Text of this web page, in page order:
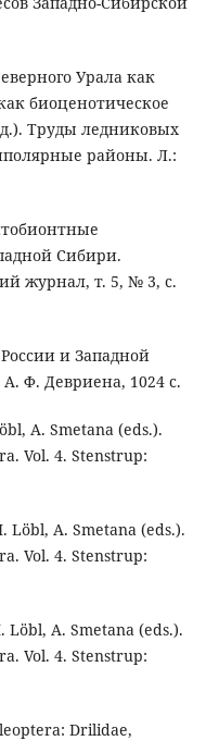
Урала как
биоценотическое
Труды ледниковых
районы. Л.:
Сибири.
журнал, т. 5, № 3, с.
и Западной
Ф. Девриена, 1024 c.
A. Smetana (eds.).
Vol. 4. Stenstrup:
Löbl, A. Smetana (eds.).
Vol. 4. Stenstrup:
Löbl, A. Smetana (eds.).
Vol. 4. Stenstrup:
Drilidae,